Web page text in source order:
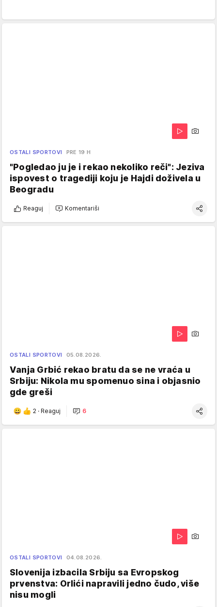
OSTALI SPORTOVI PRE 19 H
"Pogledao ju je i rekao nekoliko reči": Jeziva
ispovest o tragediji koju je Hajdi doživela u
Beogradu
Reaguj Komentariši
OSTALI SPORTOVI 05.08.2026.
Vanja Grbić rekao bratu da se ne vraća u
Srbiju: Nikola mu spomenuo sina i objasnio
gde greši
2 · Reaguj 6
OSTALI SPORTOVI 04.08.2026.
Slovenija izbacila Srbiju sa Evropskog
prvenstva: Orlići napravili jedno čudo, više
nisu mogli